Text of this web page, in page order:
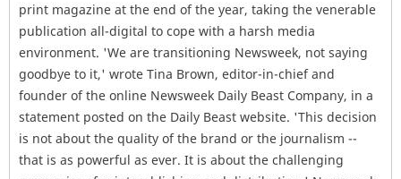
print magazine at the end of the year, taking the venerable
publication all-digital to cope with a harsh media
environment. 'We are transitioning Newsweek, not saying
goodbye to it,' wrote Tina Brown, editor-in-chief and
founder of the online Newsweek Daily Beast Company, in a
statement posted on the Daily Beast website. 'This decision
is not about the quality of the brand or the journalism --
that is as powerful as ever. It is about the challenging